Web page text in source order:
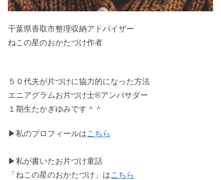
千葉県香取市整理収納アドバイザー
ねこの星のおかたづけ作者
５０代夫が片づけに協力的になった方法
エニアグラムお片づけ士®アンバサダー
１期生たかぎゆみです＾＾
▶私のプロフィールはこちら
▶私が書いたお片づけ童話
「ねこの星のおかたづけ」はこちら